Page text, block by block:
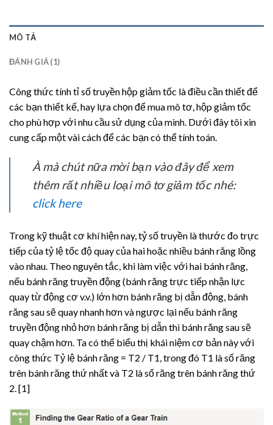
MÔ TẢ
ĐÁNH GIÁ (1)
Công thức tính tỉ số truyền hộp giảm tốc là điều cần thiết để
các bạn thiết kế, hay lựa chọn để mua mô tơ, hộp giảm tốc
cho phù hợp với nhu cầu sử dụng của mình. Dưới đây tôi xin
cung cấp một vài cách để các bạn có thể tính toán.
À mà chút nữa mời bạn vào đây để xem
thêm rất nhiều loại mô tơ giảm tốc nhé:
click here
Trong kỹ thuật cơ khí hiện nay, tỷ số truyền là thước đo trực
tiếp của tỷ lệ tốc độ quay của hai hoặc nhiều bánh răng lồng
vào nhau. Theo nguyên tắc, khi làm việc với hai bánh răng,
nếu bánh răng truyền động (bánh răng trực tiếp nhận lực
quay từ động cơ v.v.) lớn hơn bánh răng bị dẫn động, bánh
răng sau sẽ quay nhanh hơn và ngược lại nếu bánh răng
truyền động nhỏ hơn bánh răng bị dẫn thì bánh răng sau sẽ
quay chậm hơn. Ta có thể biểu thị khái niệm cơ bản này với
công thức Tỷ lệ bánh răng = T2 / T1, trong đó T1 là số răng
trên bánh răng thứ nhất và T2 là số răng trên bánh răng thứ
2. [1]